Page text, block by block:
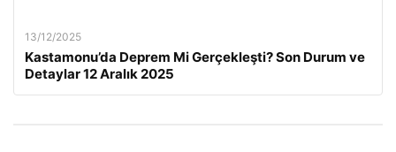
13/12/2025
Kastamonu’da Deprem Mi Gerçekleşti? Son Durum ve
Detaylar 12 Aralık 2025